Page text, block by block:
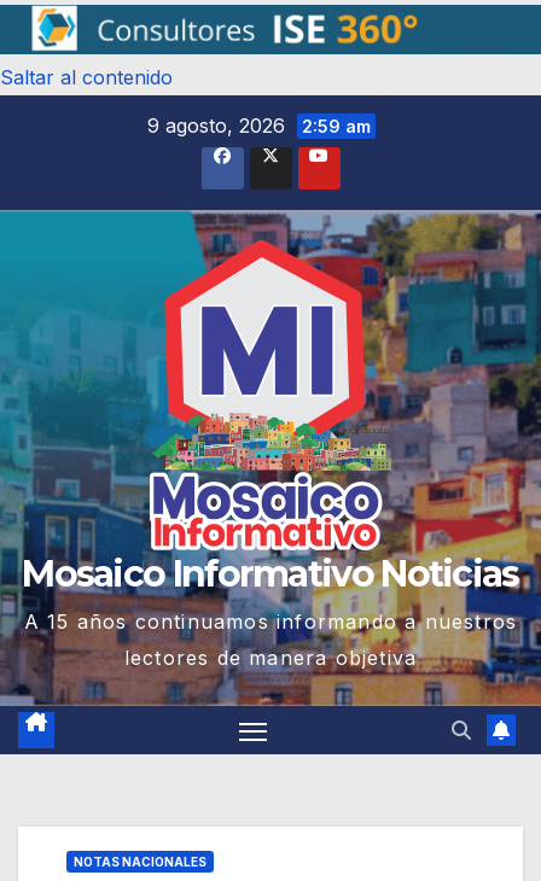
Saltar al contenido
9 agosto, 2026
2:59 am
Mosaico Informativo Noticias
A 15 años continuamos informando a nuestros
lectores de manera objetiva
NOTAS NACIONALES